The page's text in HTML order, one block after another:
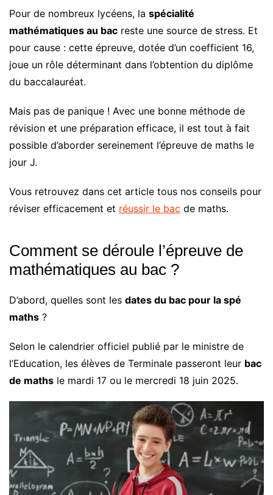
Pour de nombreux lycéens, la spécialité
mathématiques au bac reste une source de stress. Et
pour cause : cette épreuve, dotée d’un coefficient 16,
joue un rôle déterminant dans l’obtention du diplôme
du baccalauréat.
Mais pas de panique ! Avec une bonne méthode de
révision et une préparation efficace, il est tout à fait
possible d’aborder sereinement l’épreuve de maths le
jour J.
Vous retrouvez dans cet article tous nos conseils pour
réviser efficacement et réussir le bac de maths.
Comment se déroule l’épreuve de
mathématiques au bac ?
D’abord, quelles sont les dates du bac pour la spé
maths ?
Selon le calendrier officiel publié par le ministre de
l’Education, les élèves de Terminale passeront leur bac
de maths le mardi 17 ou le mercredi 18 juin 2025.